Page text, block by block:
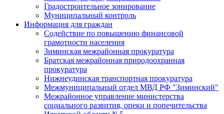
Градостроительное зонирование
Муниципальный контроль
Информация для граждан
Содействие по повышению финансовой
грамотности населения
Зиминская межрайонная прокуратура
Братская межрайонная природоохранная
прокуратура
Нижнеудинская транспортная прокуратура
Межмуниципальный отдел МВД РФ "Зиминский"
Межрайонное управление министерства
социального развития, опеки и попечительства